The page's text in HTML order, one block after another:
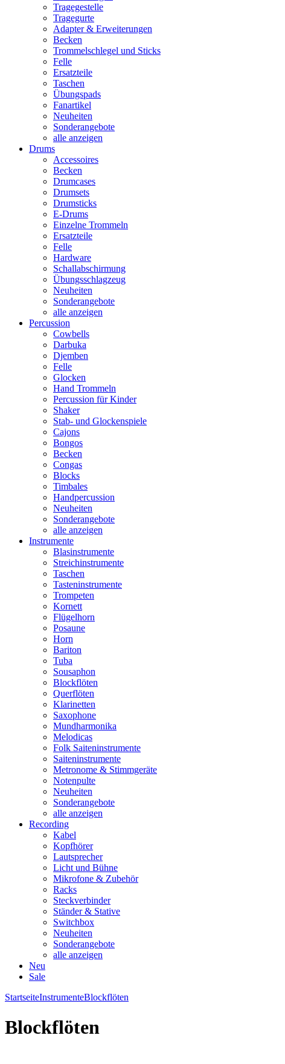
Tragegestelle
Tragegurte
Adapter & Erweiterungen
Becken
Trommelschlegel und Sticks
Felle
Ersatzteile
Taschen
Übungspads
Fanartikel
Neuheiten
Sonderangebote
alle anzeigen
Drums
Accessoires
Becken
Drumcases
Drumsets
Drumsticks
E-Drums
Einzelne Trommeln
Ersatzteile
Felle
Hardware
Schallabschirmung
Übungsschlagzeug
Neuheiten
Sonderangebote
alle anzeigen
Percussion
Cowbells
Darbuka
Djemben
Felle
Glocken
Hand Trommeln
Percussion für Kinder
Shaker
Stab- und Glockenspiele
Cajons
Bongos
Becken
Congas
Blocks
Timbales
Handpercussion
Neuheiten
Sonderangebote
alle anzeigen
Instrumente
Blasinstrumente
Streichinstrumente
Taschen
Tasteninstrumente
Trompeten
Kornett
Flügelhorn
Posaune
Horn
Bariton
Tuba
Sousaphon
Blockflöten
Querflöten
Klarinetten
Saxophone
Mundharmonika
Melodicas
Folk Saiteninstrumente
Saiteninstrumente
Metronome & Stimmgeräte
Notenpulte
Neuheiten
Sonderangebote
alle anzeigen
Recording
Kabel
Kopfhörer
Lautsprecher
Licht und Bühne
Mikrofone & Zubehör
Racks
Steckverbinder
Ständer & Stative
Switchbox
Neuheiten
Sonderangebote
alle anzeigen
Neu
Sale
StartseiteInstrumenteBlockflöten
Blockflöten